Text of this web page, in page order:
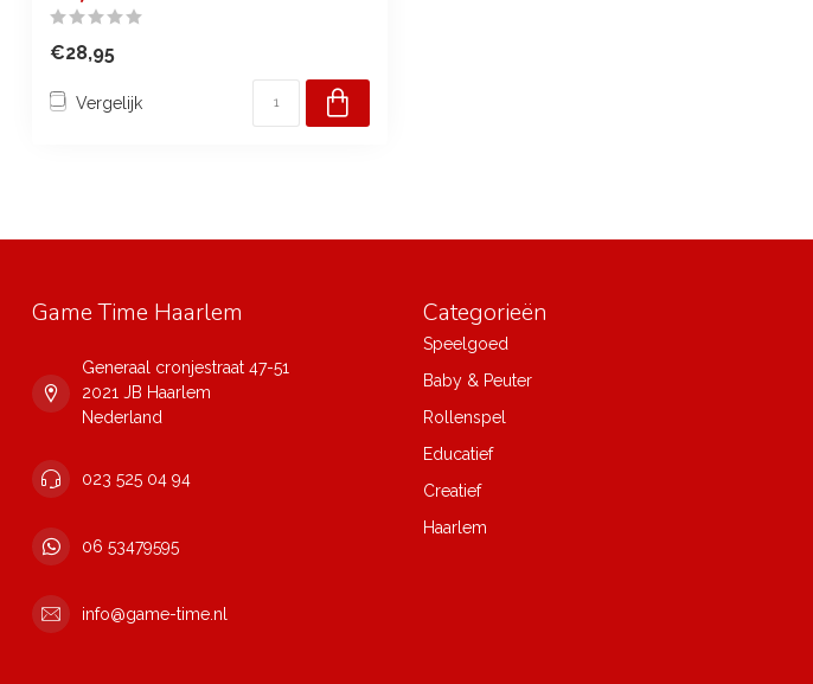
€28,95
Vergelijk
Game Time Haarlem
Generaal cronjestraat 47-51
2021 JB Haarlem
Nederland
023 525 04 94
06 53479595
info@game-time.nl
Categorieën
Speelgoed
Baby & Peuter
Rollenspel
Educatief
Creatief
Haarlem